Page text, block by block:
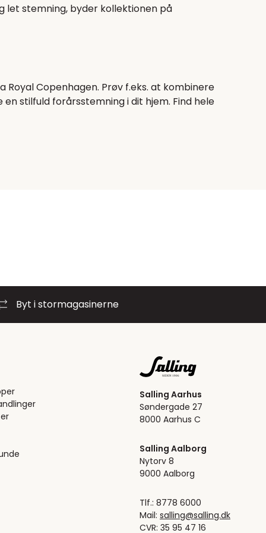
let stemning, byder kollektionen på
Copenhagen. Prøv f.eks. at kombinere
stilfuld forårsstemning i dit hjem. Find hele
Byt i stormagasinerne
Salling Aarhus
Søndergade 27
8000 Aarhus C
Salling Aalborg
Nytorv 8
9000 Aalborg
Tlf.: 8778 6000
Mail: salling@salling.dk
CVR: 35 95 47 16